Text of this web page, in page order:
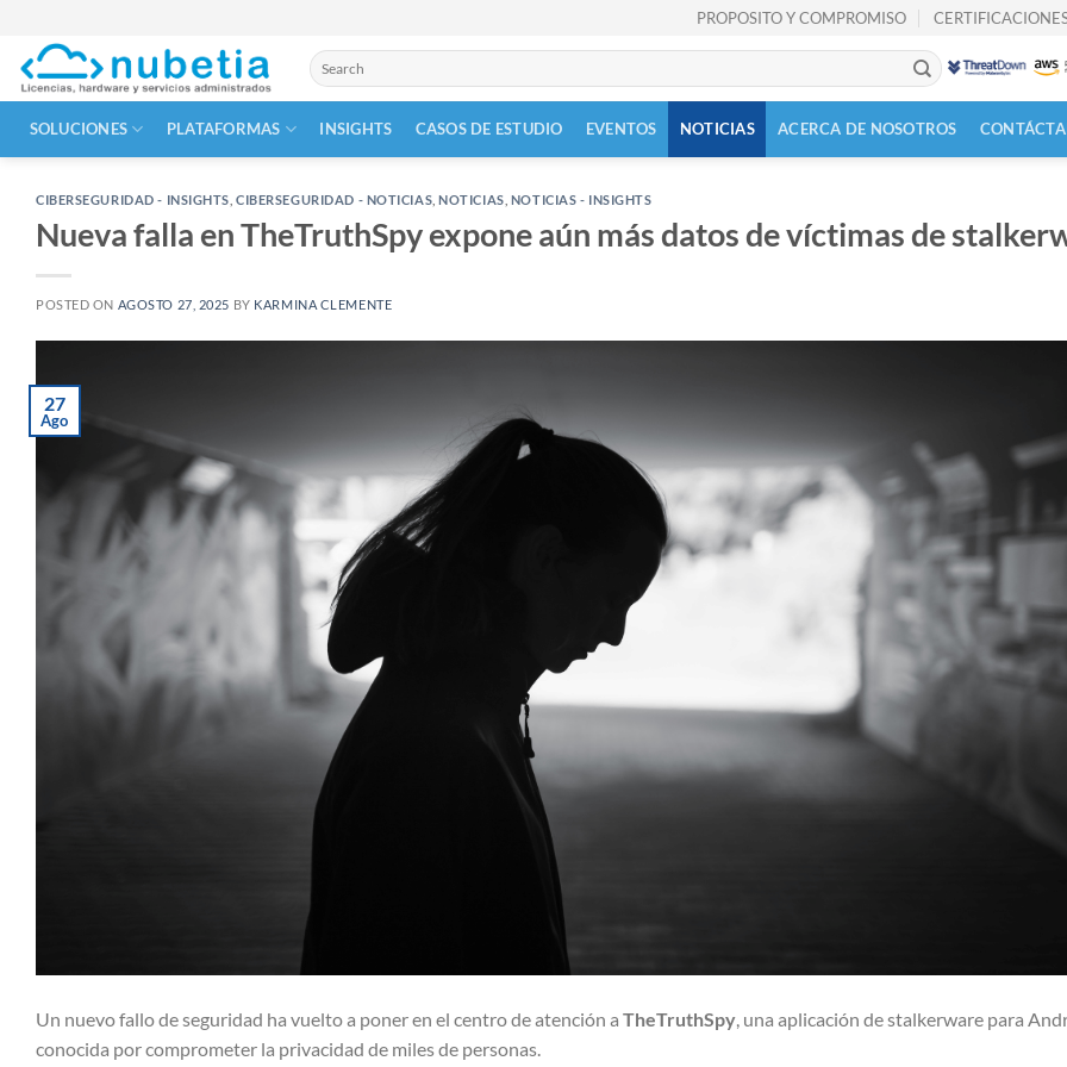
content
PROPOSITO Y COMPROMISO
Buscar
por:
SOLUCIONES PLATAFORMAS INSIGHTS CASOS DE ESTUDIO EVENTOS NOTICIAS ACERCA DE NOSOTROS
CIBERSEGURIDAD - INSIGHTS ,CIBERSEGURIDAD - NOTICIAS ,NOTICIAS NOTICIAS - INSIGHTS
Nueva falla en TheTruthSpy expone aún más datos de víctimas de
POSTED ON AGOSTO 27, 2025 BY KARMINA CLEMENTE
27
Ago
Un nuevo fallo de seguridad ha vuelto a poner en el centro de atención a TheTruthSpy, una aplicación de stalkerware para
conocida por comprometer la privacidad de miles de personas.